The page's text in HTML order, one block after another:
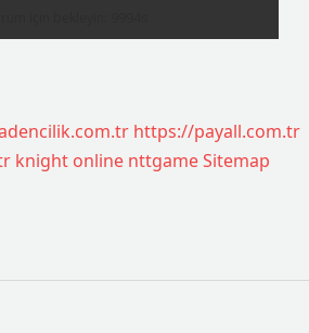
https://payall.com.tr
knight online nttgameSitemap